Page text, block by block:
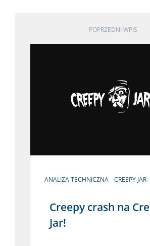
POPRZEDNI WPIS
ANALIZA TECHNICZNA CREEPY JAR
Creepy crash na
Jar!